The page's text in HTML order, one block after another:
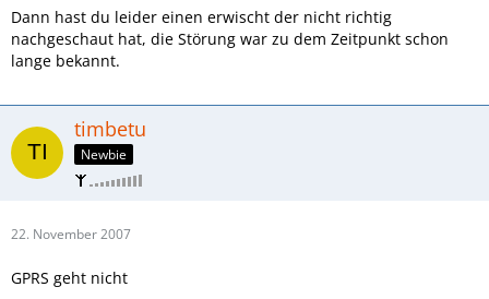
Dann hast du leider einen erwischt der nicht richtig
nachgeschaut hat, die Störung war zu dem Zeitpunkt schon
lange bekannt.
timbetu
Newbie
22. November 2007
GPRS geht nicht